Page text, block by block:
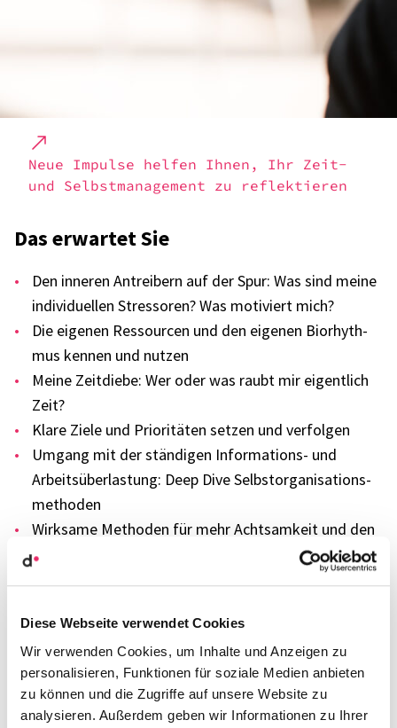
Diese Webseite verwendet Cookies
Wir verwenden Cookies, um Inhalte und Anzeigen zu
personalisieren, Funktionen für soziale Medien anbieten
zu können und die Zugriffe auf unsere Website zu
analysieren. Außerdem geben wir Informationen zu Ihrer
Neue Impulse helfen Ihnen, Ihr Zeit-
und Selbst­ma­nage­ment zu reflek­tie­ren
Das erwar­tet Sie
Den inne­ren Antrei­bern auf der Spur: Was sind meine
indi­vi­du­el­len Stres­so­ren? Was moti­viert mich?
Die eige­nen Ressour­cen und den eige­nen Biorhyth­
mus kennen und nutzen
Meine Zeit­diebe: Wer oder was raubt mir eigent­lich
Zeit?
Klare Ziele und Prio­ri­tä­ten setzen und verfol­gen
Umgang mit der stän­di­gen Infor­ma­ti­ons- und
Arbeits­über­las­tung: Deep Dive Selbst­or­ga­ni­sa­ti­ons­
me­tho­den
Wirk­same Metho­den für mehr Acht­sam­keit und den
Umgang mit Stress
Digi­tale Tools und Apps für Selbst- und Zeit­ma­nage­
Im Team-Alltag: Wo entste­hen Heraus­for­de­run­gen?
Wie lassen sie sich auf Team-Ebene anpa­cken?
Sinn­volle Tools und Tech­ni­ken für die Zeit­pla­nung –
auf Team­ebene und indi­vi­du­ell